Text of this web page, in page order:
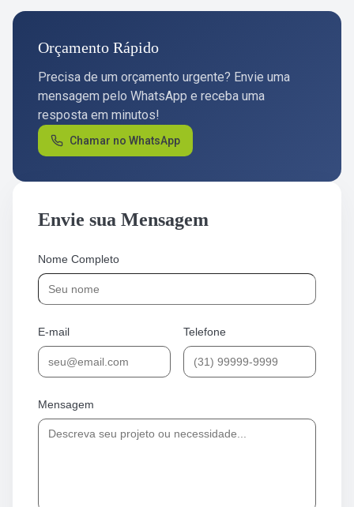
Orçamento Rápido
Precisa de um orçamento urgente? Envie uma
mensagem pelo WhatsApp e receba uma
resposta em minutos!
Chamar no WhatsApp
Envie sua Mensagem
Nome Completo
E-mail Telefone
Mensagem